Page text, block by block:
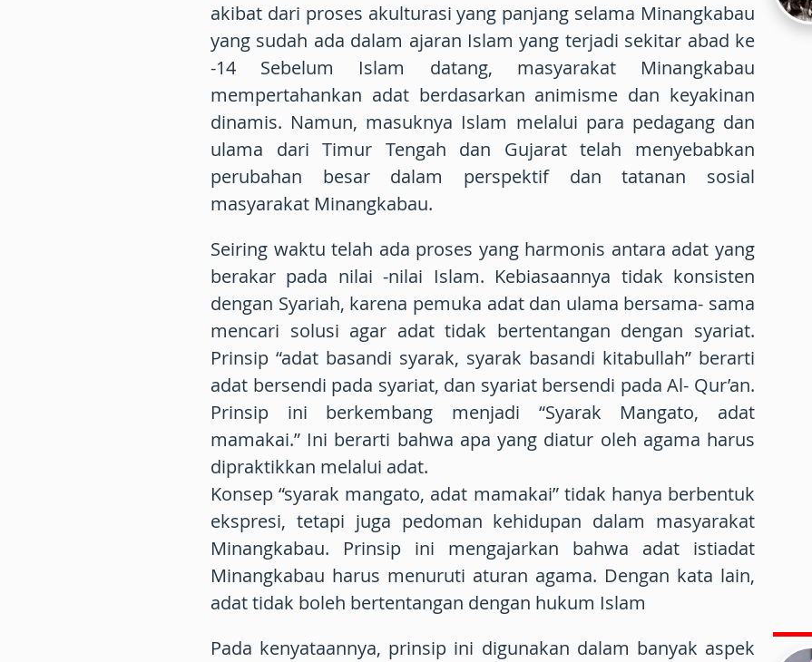
akibat dari proses akulturasi yang panjang selama Minangkabau
yang sudah ada dalam ajaran Islam yang terjadi sekitar abad ke
-14 Sebelum Islam datang, masyarakat Minangkabau
mempertahankan adat berdasarkan animisme dan keyakinan
dinamis. Namun, masuknya Islam melalui para pedagang dan
ulama dari Timur Tengah dan Gujarat telah menyebabkan
perubahan besar dalam perspektif dan tatanan sosial
masyarakat Minangkabau.
Seiring waktu telah ada proses yang harmonis antara adat yang
berakar pada nilai -nilai Islam. Kebiasaannya tidak konsisten
dengan Syariah, karena pemuka adat dan ulama bersama- sama
mencari solusi agar adat tidak bertentangan dengan syariat.
Prinsip “adat basandi syarak, syarak basandi kitabullah” berarti
adat bersendi pada syariat, dan syariat bersendi pada Al- Qur’an.
Prinsip ini berkembang menjadi “Syarak Mangato, adat
mamakai.” Ini berarti bahwa apa yang diatur oleh agama harus
dipraktikkan melalui adat.
Konsep “syarak mangato, adat mamakai” tidak hanya berbentuk
ekspresi, tetapi juga pedoman kehidupan dalam masyarakat
Minangkabau. Prinsip ini mengajarkan bahwa adat istiadat
Minangkabau harus menuruti aturan agama. Dengan kata lain,
adat tidak boleh bertentangan dengan hukum Islam
Pada kenyataannya, prinsip ini digunakan dalam banyak aspek